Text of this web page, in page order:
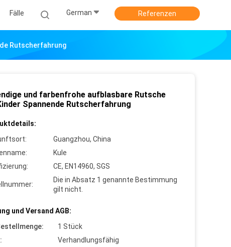
Fälle German Referenzen
Rutscherfahrung
und farbenfrohe aufblasbare Rutsche
Spannende Rutscherfahrung
Guangzhou, China
Kule
CE, EN14960, SGS
Die in Absatz 1 genannte Bestimmung
gilt nicht.
und Versand AGB:
1 Stück
Verhandlungsfähig